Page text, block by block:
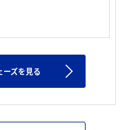
ーズを見る